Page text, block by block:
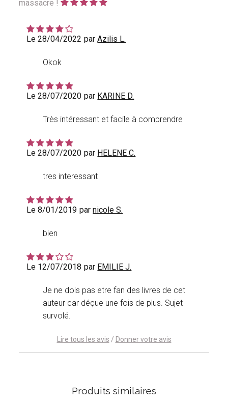
massacre !
Le 28/04/2022 parAzilis L.
Okok
Le 28/07/2020 par KARINE D.
Très intéressant et facile à comprendre
Le 28/07/2020 par HELENE C.
tres interessant
Le 8/01/2019 parnicole S.
bien
Le 12/07/2018 par EMILIE J.
Je ne dois pas etre fan des livres de cet
auteur car déçue une fois de plus. Sujet
survolé.
Lire tous les avis / Donner votre avis
Produits similaires